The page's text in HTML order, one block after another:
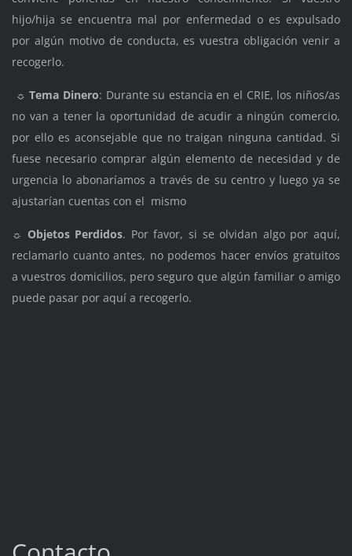
hijo/hija se encuentra mal por enfermedad o es expulsado
por algún motivo de conducta, es vuestra obligación venir a
recogerlo.
☼Tema Dinero: Durante su estancia en el CRIE, los niños/as
no van a tener la oportunidad de acudir a ningún comercio,
por ello es aconsejable que no traigan ninguna cantidad. Si
fuese necesario comprar algún elemento de necesidad y de
urgencia lo abonaríamos a través de su centro y luego ya se
ajustarían cuentas con el mismo
☼ Objetos Perdidos. Por favor, si se olvidan algo por aquí,
reclamarlo cuanto antes, no podemos hacer envíos gratuitos
a vuestros domicilios, pero seguro que algún familiar o amigo
puede pasar por aquí a recogerlo.